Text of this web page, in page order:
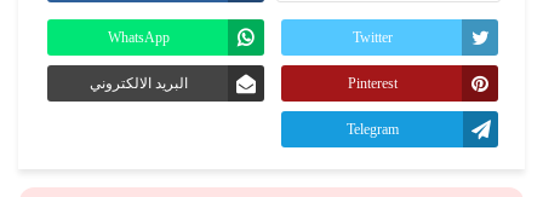
Twitter
WhatsApp
Pinterest البريد الالكتروني
Telegram